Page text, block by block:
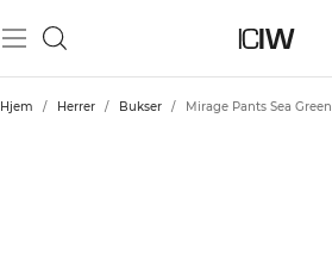
Hjem / Herrer / Bukser / Mirage Pants Sea Green